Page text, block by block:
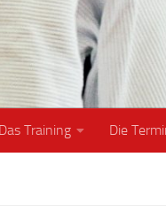
Das Training Die